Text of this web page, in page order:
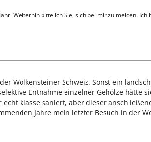
Weiterhin bitte ich Sie, sich bei mir zu melden. Ich
Wolkensteiner Schweiz. Sonst ein
Entnahme einzelner Gehölze hätte
klasse saniert, aber dieser
Jahre mein letzter Besuch in der